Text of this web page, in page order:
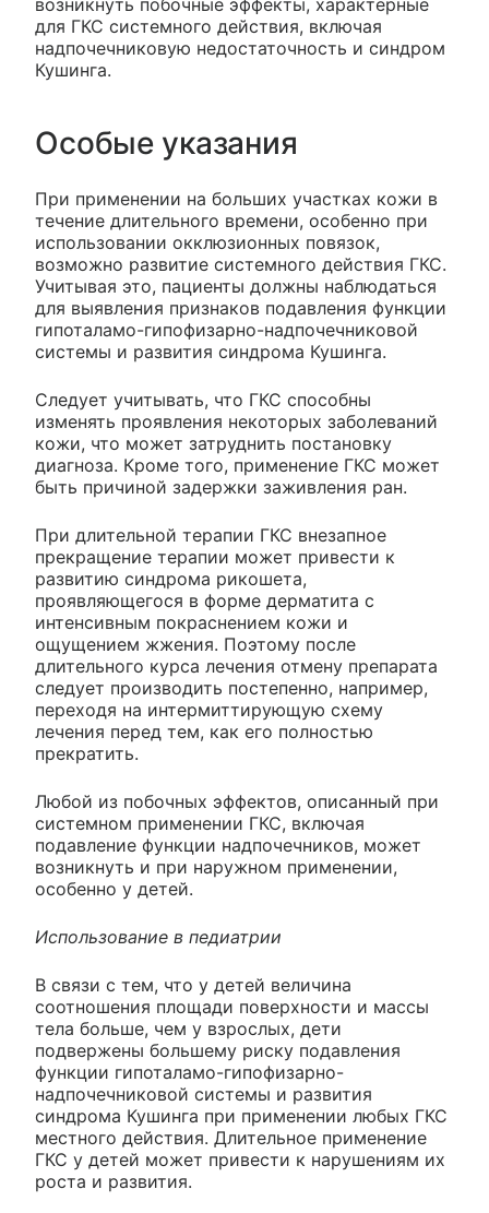
возникнуть побочные эффекты, характерные
для ГКС системного действия, включая
надпочечниковую недостаточность и синдром
Кушинга.
Особые указания
При применении на больших участках кожи в
течение длительного времени, особенно при
использовании окклюзионных повязок,
возможно развитие системного действия ГКС.
Учитывая это, пациенты должны наблюдаться
для выявления признаков подавления функции
гипоталамо-гипофизарно-надпочечниковой
системы и развития синдрома Кушинга.
Следует учитывать, что ГКС способны
изменять проявления некоторых заболеваний
кожи, что может затруднить постановку
диагноза. Кроме того, применение ГКС может
быть причиной задержки заживления ран.
При длительной терапии ГКС внезапное
прекращение терапии может привести к
развитию синдрома рикошета,
проявляющегося в форме дерматита с
интенсивным покраснением кожи и
ощущением жжения. Поэтому после
длительного курса лечения отмену препарата
следует производить постепенно, например,
переходя на интермиттирующую схему
лечения перед тем, как его полностью
прекратить.
Любой из побочных эффектов, описанный при
системном применении ГКС, включая
подавление функции надпочечников, может
возникнуть и при наружном применении,
особенно у детей.
Использование в педиатрии
В связи с тем, что у детей величина
соотношения площади поверхности и массы
тела больше, чем у взрослых, дети
подвержены большему риску подавления
функции гипоталамо-гипофизарно-
надпочечниковой системы и развития
синдрома Кушинга при применении любых ГКС
местного действия. Длительное применение
ГКС у детей может привести к нарушениям их
роста и развития.